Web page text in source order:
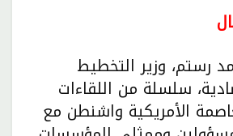
رستم، وزير التخطيط
سلسلة من اللقاءات
الأمريكية واشنطن مع